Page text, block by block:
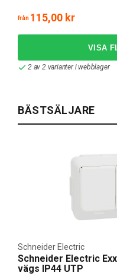
från 115,00 kr
2 av 2 varianter i webblager
BÄSTSÄLJARE
Schneider Electric
vägs IP44 UTP
Schneider Electric